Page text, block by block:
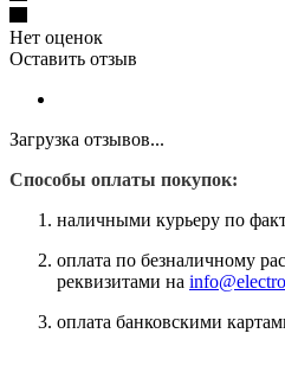
Нет оценок
Оставить отзыв
Загрузка отзывов...
Способы оплаты покупок:
наличными курьеру по
оплата по безналичному
реквизитами на
оплата банковскими